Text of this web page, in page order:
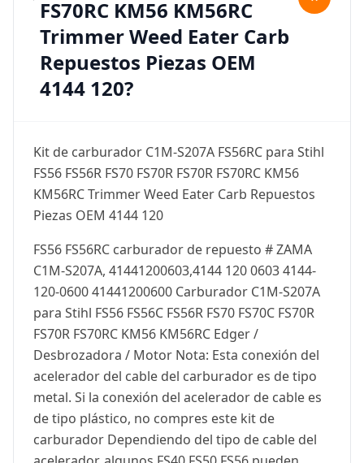
FS70RC KM56 KM56RC
Trimmer Weed Eater Carb
Repuestos Piezas OEM
4144 120?
Kit de carburador C1M-S207A FS56RC para Stihl
FS56 FS56R FS70 FS70R FS70R FS70RC KM56
KM56RC Trimmer Weed Eater Carb Repuestos
Piezas OEM 4144 120
FS56 FS56RC carburador de repuesto # ZAMA
C1M-S207A, 41441200603,4144 120 0603 4144-
120-0600 41441200600 Carburador C1M-S207A
para Stihl FS56 FS56C FS56R FS70 FS70C FS70R
FS70R FS70RC KM56 KM56RC Edger /
Desbrozadora / Motor Nota: Esta conexión del
acelerador del cable del carburador es de tipo
metal. Si la conexión del acelerador de cable es
de tipo plástico, no compres este kit de
carburador Dependiendo del tipo de cable del